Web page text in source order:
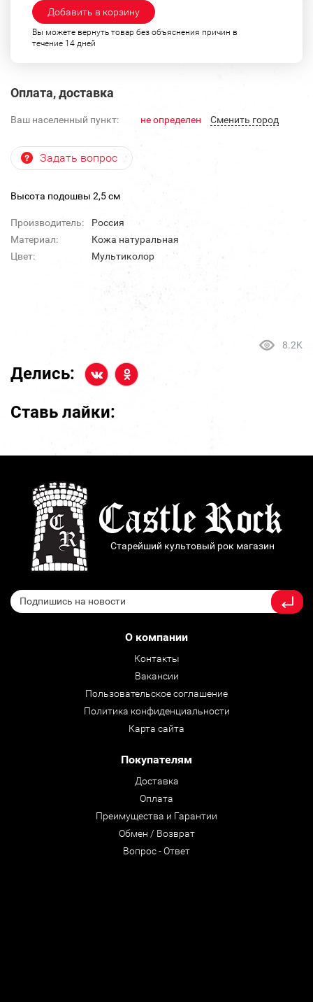
Добавить в корзину
Вы можете вернуть товар без объяснения причин в
течение 14 дней
Оплата, доставка
Ваш населенный пункт: не определен Cменить город
Задать вопрос
Высота подошвы 2,5 см
Производитель:
Россия
Материал:
Кожа натуральная
Цвет:
Мультиколор
8.2K
Делись:
Ставь лайки:
Старейший культовый рок магазин
О компании
Контакты
Вакансии
Пользовательское соглашение
Политика конфиденциальности
Карта сайта
Покупателям
Доставка
Оплата
Преимущества и Гарантии
Обмен / Возврат
Вопрос - Ответ